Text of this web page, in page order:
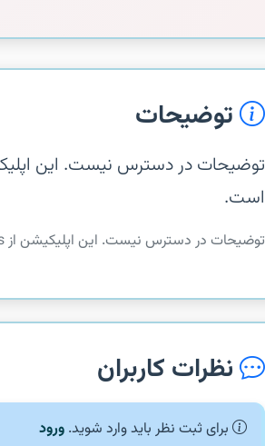
توضیحات
است.
توضیحات در دسترس نیست. این اپلیکیشن از com.linkedin.android.news دریافت شده است.
نظرات کاربران
برای ثبت نظر باید وارد شوید. ورود